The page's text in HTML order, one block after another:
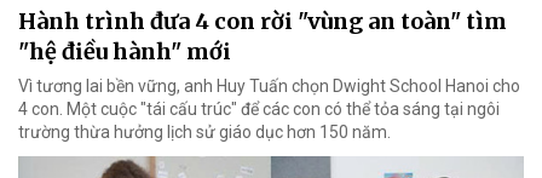
Hành trình đưa 4 con rời "vùng an toàn" tìm
"hệ điều hành" mới
Vì tương lai bền vững, anh Huy Tuấn chọn Dwight School Hanoi cho
4 con. Một cuộc "tái cấu trúc" để các con có thể tỏa sáng tại ngôi
trường thừa hưởng lịch sử giáo dục hơn 150 năm.